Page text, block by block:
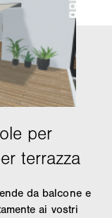
da balcone e
ai vostri